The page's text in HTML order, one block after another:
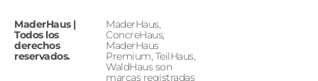
MaderHaus |
Todos los
derechos
reservados.
MaderHaus,
ConcreHaus,
MaderHaus
Premium, TeilHaus,
WaldHaus son
marcas registradas